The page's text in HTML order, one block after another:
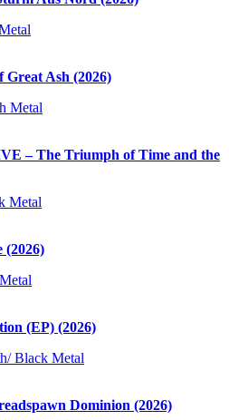
Ash (2026)
Metal
– The Triumph of Time and the
Metal
(2026)
(EP) (2026)
Black Metal
Dominion (2026)